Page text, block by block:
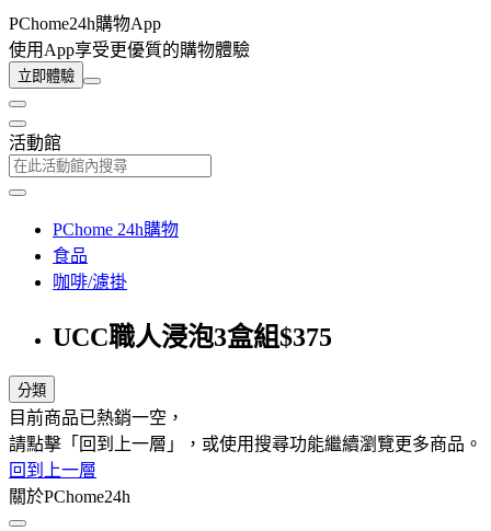
PChome24h購物App
使用App享受更優質的購物體驗
立即體驗
活動館
PChome 24h購物
食品
咖啡/濾掛
UCC職人浸泡3盒組$375
分類
目前商品已熱銷一空，
請點擊「回到上一層」，或使用搜尋功能繼續瀏覽更多商品。
回到上一層
關於PChome24h